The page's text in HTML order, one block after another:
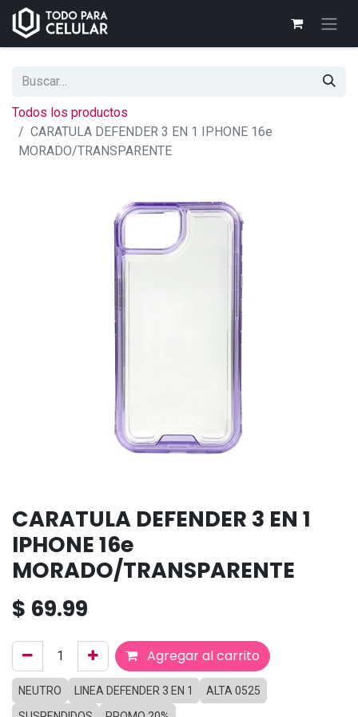
Todos los productos
CARATULA DEFENDER 3 EN 1 IPHONE 16e
MORADO/TRANSPARENTE
CARATULA DEFENDER 3 EN 1
IPHONE 16e
MORADO/TRANSPARENTE
$ 69.99
Agregar al carrito
NEUTRO LINEA DEFENDER 3 EN 1
ALTA 0525